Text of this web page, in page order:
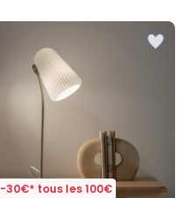
-30€* tous les 100€